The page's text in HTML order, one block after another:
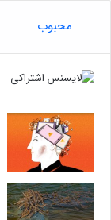
محبوب